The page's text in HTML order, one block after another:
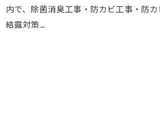
内で、除菌消臭工事・防カビ工事・防
結露対策…